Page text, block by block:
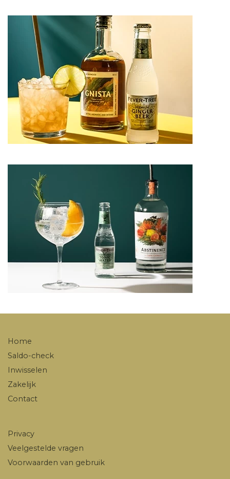
Home
Saldo-check
Inwisselen
Zakelijk
Contact
Privacy
Veelgestelde vragen
Voorwaarden van gebruik